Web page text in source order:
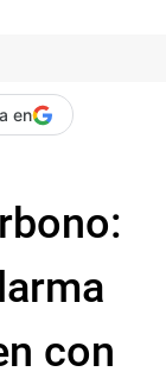
en
con